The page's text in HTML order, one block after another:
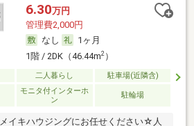
6.30万円
管理費2,000円
なし
1ヶ月
1階 / 2DK（46.44m2）
二人暮らし 駐車場(近隣含)
モニタ付インターホ
ン
駐輪場
イキハウジングにお任せください☆人